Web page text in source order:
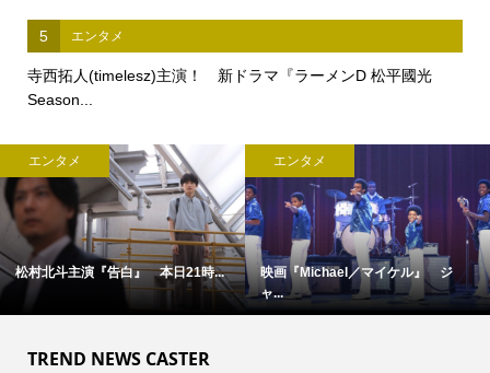
5 エンタメ
寺西拓人(timelesz)主演！ 新ドラマ『ラーメンD 松平國光
Season...
ケル』 ジ
エンタメ
映画『オークストリートの異変』×... 完全撮り下ろし「
TREND NEWS CASTER